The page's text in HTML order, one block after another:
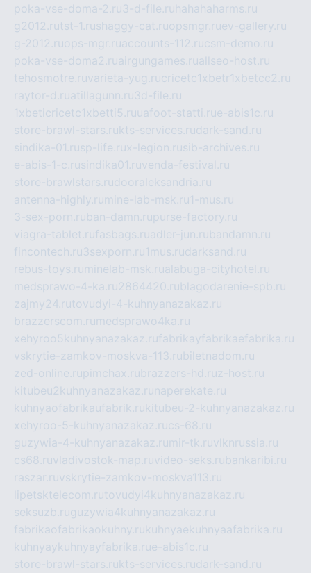
poka-vse-doma-2.ru3-d-file.ru hahahaharms.ru
g2012.rutst-1.rushaggy-cat.ruopsmgr.ruev-gallery.ru
g-2012.ruops-mgr.ruaccounts-112.rucsm-demo.ru
poka-vse-doma2.ruairgungames.ruallseo-host.ru
tehosmotre.ruvarieta-yug.rucricetc1xbetr1xbetcc2.ru
raytor-d.ruatillagunn.ru3d-file.ru
1xbeticricetc1xbetti5.ruuafoot-statti.rue-abis1c.ru
store-brawl-stars.rukts-services.rudark-sand.ru
sindika-01.rusp-life.rux-legion.rusib-archives.ru
e-abis-1-c.rusindika01.ruvenda-festival.ru
store-brawlstars.rudooraleksandria.ru
antenna-highly.ru mine-lab-msk.ru1-mus.ru
3-sex-porn.ruban-damn.rupurse-factory.ru
viagra-tablet.rufasbags.ruadler-jun.rubandamn.ru
fincontech.ru3sexporn.ru1mus.rudarksand.ru
rebus-toys.ru minelab-msk.rualabuga-cityhotel.ru
medsprawo-4-ka.ru2864420.rublagodarenie-spb.ru
zajmy24.rutovudyi-4-kuhnyanazakaz.ru
brazzerscom.ru medsprawo4ka.ru
xehyroo5kuhnyanazakaz.rufabrikayfabrikaefabrika.ru
vskrytie-zamkov-moskva-113.rubiletnadom.ru
zed-online.rupimchax.rubrazzers-hd.ruz-host.ru
kitubeu2kuhnyanazakaz.ru naperekate.ru
kuhnyaofabrikaufabrik.rukitubeu-2-kuhnyanazakaz.ru
xehyroo-5-kuhnyanazakaz.rucs-68.ru
guzywia-4-kuhnyanazakaz.ru mir-tk.ruvlknrussia.ru
cs68.ruvladivostok-map.ruvideo-seks.rubankaribi.ru
raszar.ruvskrytie-zamkov-moskva113.ru
lipetsktelecom.rutovudyi4kuhnyanazakaz.ru
seksuzb.ruguzywia4kuhnyanazakaz.ru
fabrikaofabrikaokuhny.rukuhnyaekuhnyaafabrika.ru
kuhnyaykuhnyayfabrika.rue-abis1c.ru
store-brawl-stars.rukts-services.rudark-sand.ru